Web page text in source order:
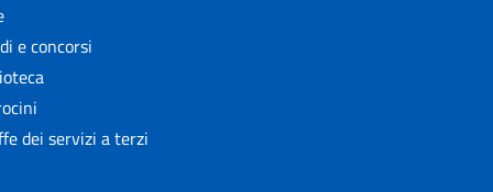
e concorsi
dei servizi a terzi